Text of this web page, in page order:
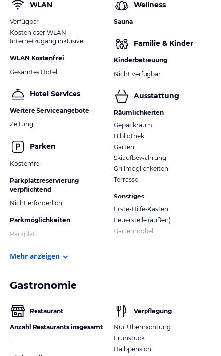
WLAN
Verfügbar
Kostenloser WLAN-
Internetzugang inklusive
WLAN Kostenfrei
Gesamtes Hotel
Hotel Services
Weitere Serviceangebote
Zeitung
Parken
Kostenfrei
Parkplatzreservierung
verpflichtend
Nicht erforderlich
Parkmöglichkeiten
Parkplatz
Wellness
Sauna
Familie & Kinder
Kinderbetreuung
Nicht verfügbar
Ausstattung
Räumlichkeiten
Gepäckraum
Bibliothek
Garten
Skiaufbewahrung
Grillmöglichkeiten
Terrasse
Sonstiges
Erste-Hilfe-Kasten
Feuerstelle (außen)
Gartenmöbel
Mehr anzeigen
Gastronomie
Restaurant
Anzahl Restaurants insgesamt
1
Verpflegung
Nur Übernachtung
Frühstück
Halbpension